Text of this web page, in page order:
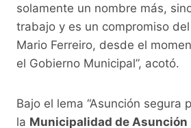
solamente un nombre más,
trabajo y es un compromiso
Mario Ferreiro, desde el
el Gobierno Municipal”, acotó.
Bajo el lema “Asunción segura
la Municipalidad de Asunción